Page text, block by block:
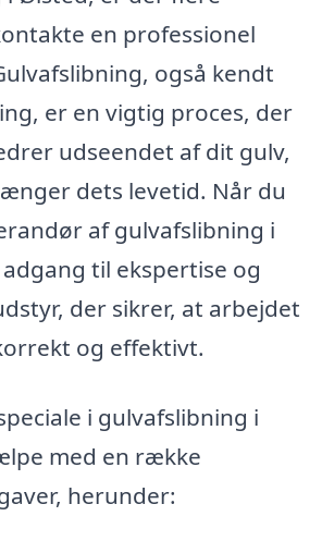
en professionel
også kendt
er en vigtig proces, der
udseendet af dit gulv,
dets levetid. Når du
af gulvafslibning i
til ekspertise og
der sikrer, at arbejdet
og effektivt.
i gulvafslibning i
med en række
herunder: